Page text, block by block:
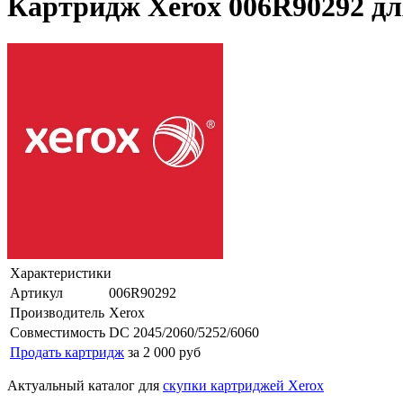
Картридж Xerox 006R90292
Характеристики
Артикул
006R90292
Производитель Xerox
Совместимость DC 2045/2060/5252/6060
Продать картридж за 2 000 руб
Актуальный каталог для скупки картриджей Xerox